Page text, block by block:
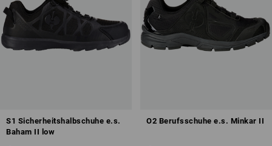
S1 Sicherheitshalbschuhe e.s.
Baham II low
O2 Berufsschuhe e.s. Minkar II